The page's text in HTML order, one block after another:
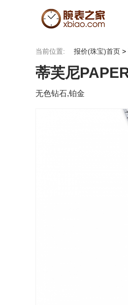
当前位置: 报价(珠宝)首页 >
蒂芙尼
无色钻石,铂金